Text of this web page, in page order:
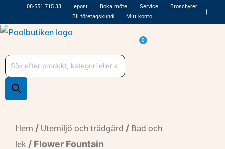
till
innehåll
08-551 715 33 epost Boka möte Service
Broschyrer
Bli företagskund
Mitt konto
0
Varukorg
Produktsökning
Hem / Utemiljö och trädgård / Bad och
lek / Flower Fountain